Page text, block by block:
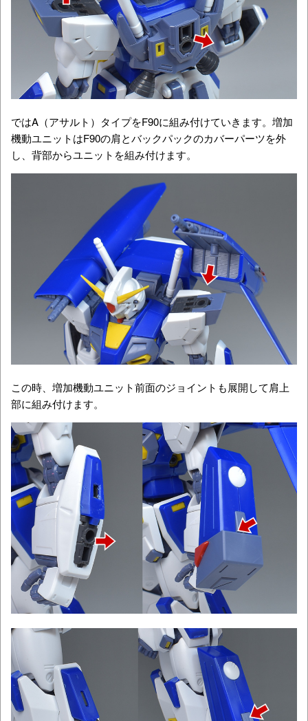
ではA（アサルト）タイプをF90に組み付けていきます。増加
機動ユニットはF90の肩とバックパックのカバーパーツを外
し、背部からユニットを組み付けます。
この時、増加機動ユニット前面のジョイントも展開して肩上
部に組み付けます。